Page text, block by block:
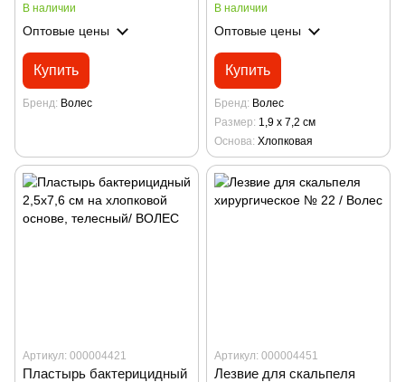
В наличии
Оптовые цены
Купить
Бренд Волес
В наличии
Оптовые цены
Купить
Бренд Волес
Размер 1,9 х 7,2 см
Основа Хлопковая
Артикул: 000004421
Пластырь бактерицидный
Артикул: 000004451
Лезвие для скальпеля